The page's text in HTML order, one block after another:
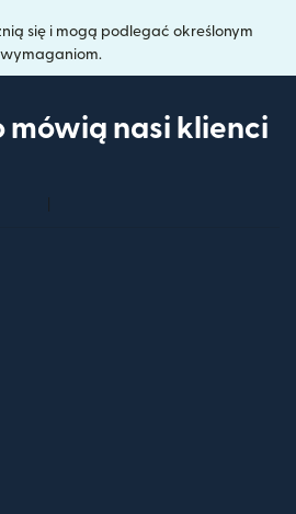
się i mogą podlegać określonym
wymaganiom.
mówią nasi klienci